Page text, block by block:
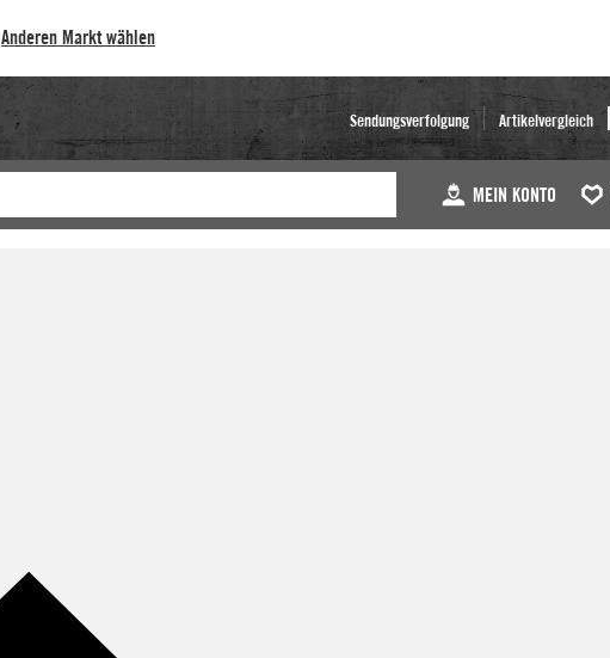
Anderen Markt wählen
Sendungsverfolgung Artikelvergleich
MEIN KONTO